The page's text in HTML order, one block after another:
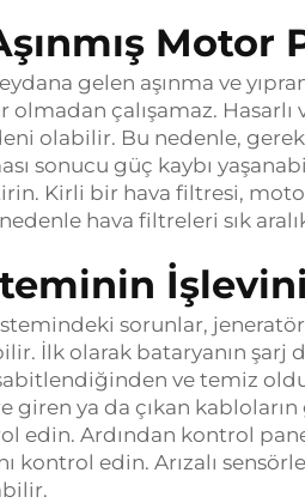
Motor
gelen aşınma ve
çalışamaz. Hasarlı
olabilir. Bu nedenle,
sonucu güç kaybı
Kirli bir hava filtresi,
hava filtreleri sık
sorunlar,
İlk olarak bataryanın
sabitlendiğinden ve temiz
giren ya da çıkan
edin. Ardından kontrol
kontrol edin. Arızalı